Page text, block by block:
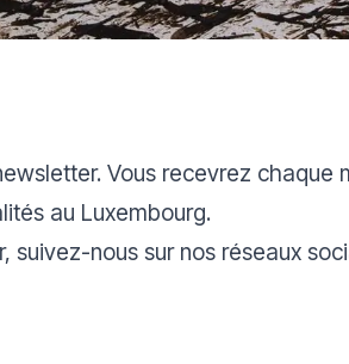
Vous recevrez chaque
au Luxembourg.
suivez-nous sur nos réseaux